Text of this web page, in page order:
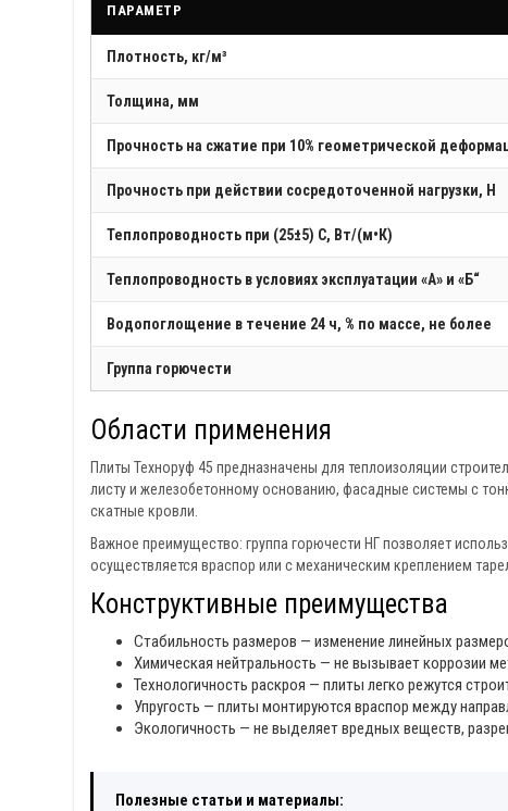
ПАРАМЕТР
Плотность, кг/м³
Толщина, мм
Прочность на сжатие при 10% геометрической
Прочность при действии сосредоточенной нагрузки, Н
Теплопроводность при (25±5) C, Вт/(м•К)
Теплопроводность в условиях эксплуатации «А» и «Б“
Водопоглощение в течение 24 ч, % по массе, не более
Группа горючести
Области применения
Плиты Техноруф 45 предназначены для теплоизоляции
листу и железобетонному основанию, фасадные системы с
скатные кровли.
Важное преимущество: группа горючести НГ позволяет
осуществляется враспор или с механическим креплением
Конструктивные преимущества
Стабильность размеров — изменение линейных
Химическая нейтральность — не вызывает коррозии
Технологичность раскроя — плиты легко режутся
Упругость — плиты монтируются враспор между
Экологичность — не выделяет вредных веществ,
Полезные статьи и материалы: